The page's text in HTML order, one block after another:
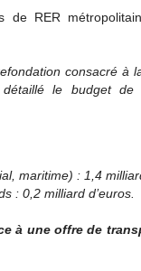
RER
consacré à
le budget de
maritime) : 1,4
: 0,2 milliard d’euros.
à une offre de